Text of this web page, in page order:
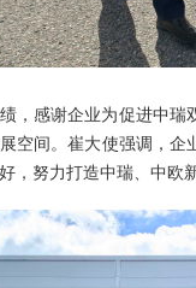
，感谢企业为促进中
空间。崔大使强调，
，努力打造中瑞、中欧